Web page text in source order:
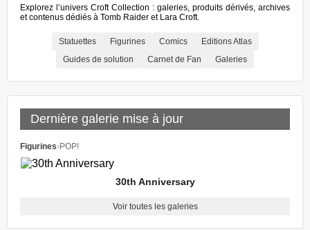
Explorez l’univers Croft Collection : galeries, produits dérivés, archives
et contenus dédiés à Tomb Raider et Lara Croft.
Statuettes Figurines Comics
Editions Atlas
Guides de solution
Carnet de Fan Galeries
Dernière galerie mise à jour
Figurines›POP!
30th Anniversary
Voir toutes les galeries